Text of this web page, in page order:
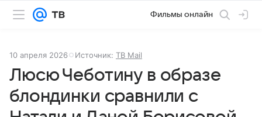
Фильмы онлайн
10 апреля 2026 Источник: ТВ Mail
Люсю Чеботину в образе
блондинки сравнили с